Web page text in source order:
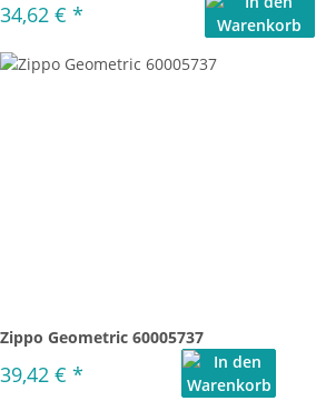
34,62 € *
Zippo Geometric 60005737
39,42 € *